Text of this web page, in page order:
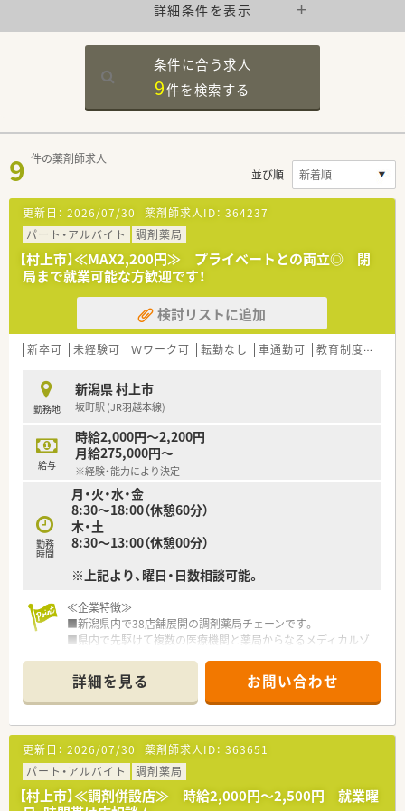
詳細条件を表示
条件に合う求人
9件を検索する
9 件の薬剤師求人
並び順
更新日： 2026/07/30 薬剤師求人ID： 364237
パート・アルバイト
調剤薬局
【村上市】≪MAX2,200円≫ プライベートとの両立◎ 閉
局まで就業可能な方歓迎です！
検討リストに追加
新卒可 未経験可 Ｗワーク可 転勤なし 車通勤可 教育制度あり
勤務地
新潟県 村上市
坂町駅 (JR羽越本線)
給与
時給2,000円～2,200円
月給275,000円～
※経験・能力により決定
勤務
時間
月・火・水・金
8:30～18:00（休憩60分）
木・土
8:30～13:00（休憩00分）
※上記より、曜日・日数相談可能。
≪企業特徴≫
■新潟県内で38店舗展開の調剤薬局チェーンです。
■県内で先駆けて複数の医療機関と薬局からなるメディカルゾ
■今後も更なる店舗出店を計画中です。
■成長企業でスキルアップ＆キャリアアップ叶います。
■業界内でも高給与水準で、スキル経験に応じて年収600万円も
目指せます！
≪職場環境≫
■頑張りがきちんと評価され、昇給にもつながる企業です。
■ご経験よりも意欲重視の採用をしております。
■在宅医療などこれからの時代に求められる薬剤師のスキルを
詳細を見る お問い合わせ
更新日： 2026/07/30 薬剤師求人ID： 363651
パート・アルバイト
調剤薬局
【村上市】≪調剤併設店≫ 時給2,000円～2,500円 就業曜